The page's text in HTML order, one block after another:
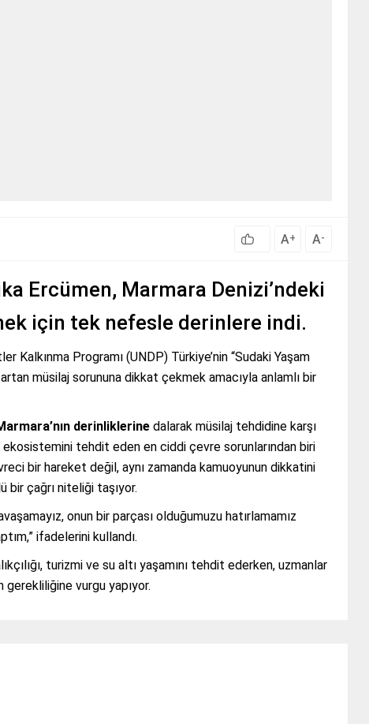
A+ A-
Ercümen, Marmara Denizi’ndeki
için tek nefesle derinlere indi.
Programı (UNDP) Türkiye’nin “Sudaki Yaşam
müsilaj sorununa dikkat çekmek amacıyla anlamlı bir
derinliklerine dalarak müsilaj tehdidine karşı
tehdit eden en ciddi çevre sorunlarından biri
bir hareket değil, aynı zamanda kamuoyunun dikkatini
bir çağrı niteliği taşıyor.
onun bir parçası olduğumuzu hatırlamamız
ifadelerini kullandı.
turizmi ve su altı yaşamını tehdit ederken, uzmanlar
gerekliliğine vurgu yapıyor.